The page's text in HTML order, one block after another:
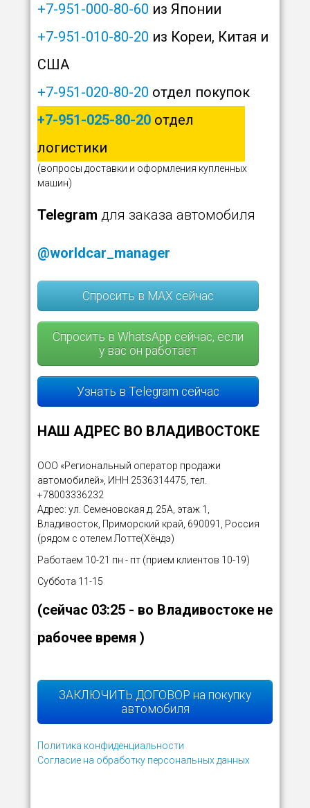
+7-951-000-80-60 из Японии
+7-951-010-80-20 из Кореи, Китая и
США
+7-951-020-80-20 отдел покупок
+7-951-025-80-20 отдел
логистики
(вопросы доставки и оформления купленных
машин)
Telegram для заказа автомобиля
@worldcar_manager
Спросить в MAX сейчас
Спросить в WhatsApp сейчас, если
у вас он работает
Узнать в Telegram сейчас
НАШ АДРЕС ВО ВЛАДИВОСТОКЕ
ООО «Региональный оператор продажи
автомобилей», ИНН 2536314475, тел.
+78003336232
Адрес: ул. Семеновская д. 25А, этаж 1,
Владивосток, Приморский край, 690091, Россия
(рядом с отелем Лотте(Хёндэ)
Работаем 10-21 пн - пт (прием клиентов 10-19)
Суббота 11-15
(сейчас 03:26 - во Владивостоке не
рабочее время )
ЗАКЛЮЧИТЬ ДОГОВОР на покупку
автомобиля
Политика конфиденциальности
Согласие на обработку персональных данных